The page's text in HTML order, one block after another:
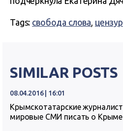
Tags: свобода слова,
SIMILAR POSTS
08.04.2016 | 16:01
Крымскотатарские
мировые СМИ писать о Крыме